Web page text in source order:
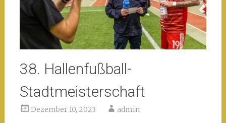
38. Hallenfußball-
Stadtmeisterschaft
Dezember 10, 2023 admin